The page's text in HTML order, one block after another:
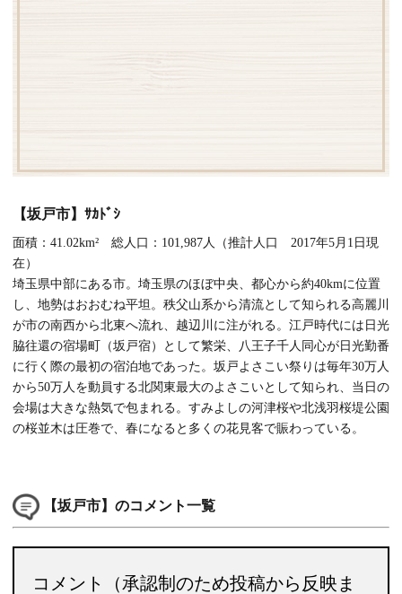
【坂戸市】ｻｶﾄﾞｼ
面積：41.02km² 総人口：101,987人（推計人口 2017年5月1日現
在）
埼玉県中部にある市。埼玉県のほぼ中央、都心から約40kmに位置
し、地勢はおおむね平坦。秩父山系から清流として知られる高麗川
が市の南西から北東へ流れ、越辺川に注がれる。江戸時代には日光
脇往還の宿場町（坂戸宿）として繁栄、八王子千人同心が日光勤番
に行く際の最初の宿泊地であった。坂戸よさこい祭りは毎年30万人
から50万人を動員する北関東最大のよさこいとして知られ、当日の
会場は大きな熱気で包まれる。すみよしの河津桜や北浅羽桜堤公園
の桜並木は圧巻で、春になると多くの花見客で賑わっている。
【坂戸市】のコメント一覧
コメント（承認制のため投稿から反映ま